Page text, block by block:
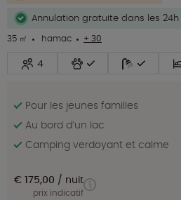
Annulation gratuite dans les 24h
35 ㎡
hamac + 30
4
Pour les jeunes familles
Au bord d’un lac
Camping verdoyant et calme
€ 175,00 nuit
prix indicatif